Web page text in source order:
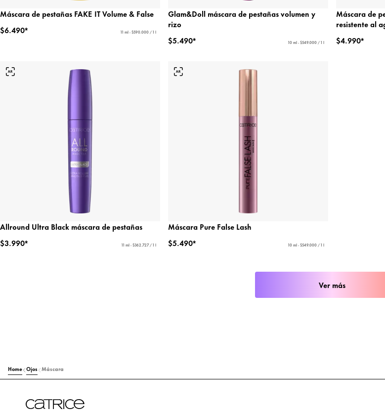
Máscara de pestañas FAKE IT Volume & False
$6.490*
11 ml - $590.000 / 1 l
Glam&Doll máscara de pestañas volumen y
rizo
$5.490*
10 ml - $549.000 / 1 l
Máscara de
resistente al
$4.990*
Allround Ultra Black máscara de pestañas
$3.990*
11 ml - $362.727 / 1 l
Máscara Pure False Lash
$5.490*
10 ml - $549.000 / 1 l
Ver más
Home Ojos Máscara